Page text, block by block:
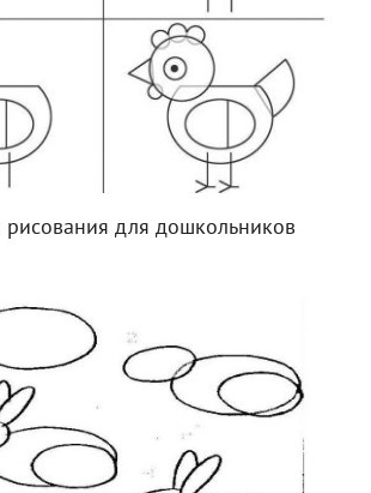
рисования для дошкольников